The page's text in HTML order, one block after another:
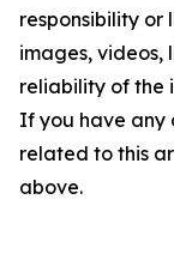
responsibility
images, videos,
reliability of the
If you have any
related to this
above.